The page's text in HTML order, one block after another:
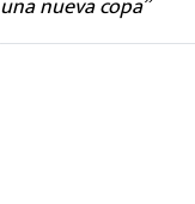
una nueva copa”